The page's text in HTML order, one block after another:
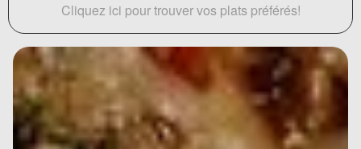
Cliquez ici pour trouver vos plats préférés!